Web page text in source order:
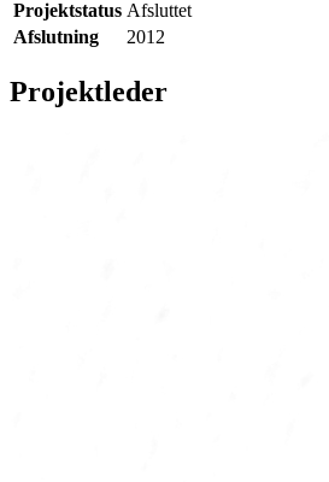
Projektstatus Afsluttet
Afslutning
2012
Projektleder